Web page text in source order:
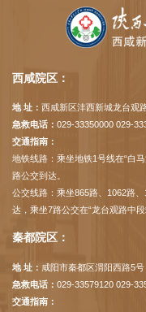
西咸院区：
地 址： 西咸新区沣西新城龙台观
急救电话： 029-33350000 029-
交通指南：
地铁线路：乘坐地铁1号线在“白
路公交到达。
公交线路：乘坐865路、1062路
达，乘坐7路公交在“龙台观路中
秦都院区：
地 址： 咸阳市秦都区渭阳西路5号
急救电话： 029-33579120 029-
交通指南：